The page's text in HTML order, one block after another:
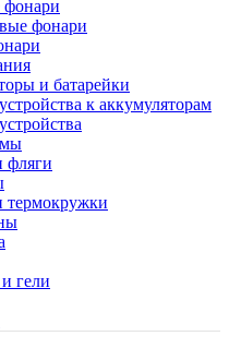
фонари
и батарейки
к аккумуляторам
фляги
термокружки
гели